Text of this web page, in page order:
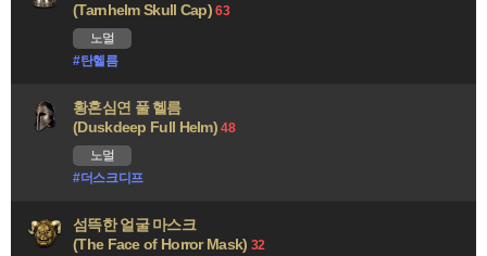
(Tarnhelm Skull Cap)63
노멀
#탄헬름
황혼심연 풀 헬름
(Duskdeep Full Helm)48
노멀
#더스크디프
섬뜩한 얼굴 마스크
(The Face of Horror Mask) 32